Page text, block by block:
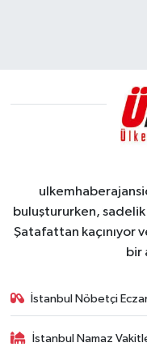
buluştururken,
Şatafattan kaçınıyor
bir
İstanbul Nöbetçi
İstanbul Namaz